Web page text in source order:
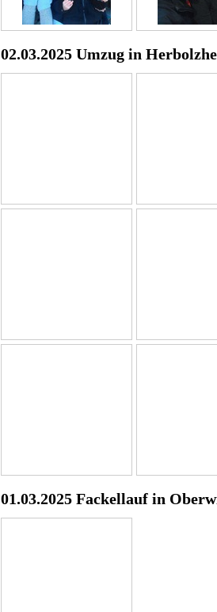
02.03.2025 Umzug in
01.03.2025 Fackellauf in